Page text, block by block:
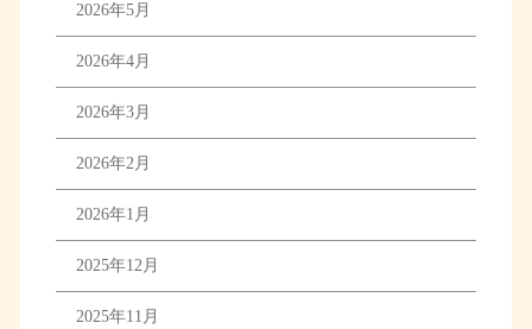
2026年5月
2026年4月
2026年3月
2026年2月
2026年1月
2025年12月
2025年11月